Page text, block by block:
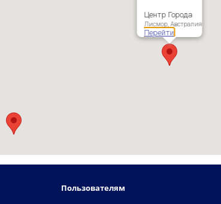
Центр Города
Лисмор, Австралия
Перейти
Пользователям